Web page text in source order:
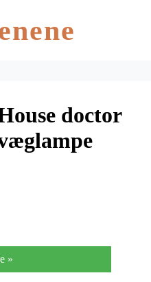
doctor
»